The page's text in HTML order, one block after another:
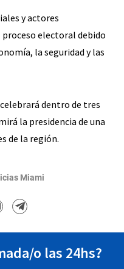
y actores
electoral debido
la seguridad y las
dentro de tres
la presidencia de una
de la región.
Miami
o las 24hs?